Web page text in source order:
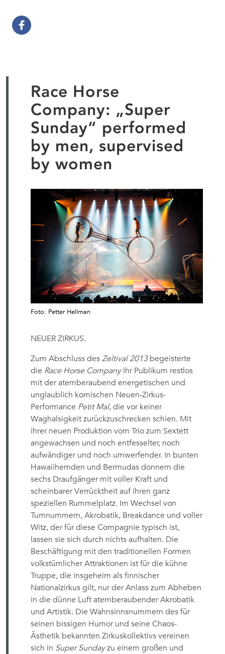
Race Horse
Company: „Super
Sunday“ performed
by men, supervised
by women
Foto: Petter Hellman
NEUER ZIRKUS.
Zum Abschluss des Zeltival 2013begeisterte
die Race Horse Companyihr Publikum restlos
mit der atemberaubend energetischen und
unglaublich komischen Neuen-Zirkus-
Performance Petit Mal, die vor keiner
Waghalsigkeit zurückzuschrecken schien. Mit
ihrer neuen Produktion vom Trio zum Sextett
angewachsen und noch entfesselter, noch
aufwändiger und noch umwerfender. In bunten
Hawaiihemden und Bermudas donnern die
sechs Draufgänger mit voller Kraft und
scheinbarer Verrücktheit auf ihren ganz
speziellen Rummelplatz. Im Wechsel von
Turnnummern, Akrobatik, Breakdance und voller
Witz, der für diese Compagnie typisch ist,
lassen sie sich durch nichts aufhalten. Die
Beschäftigung mit den traditionellen Formen
volkstümlicher Attraktionen ist für die kühne
Truppe, die insgeheim als finnischer
Nationalzirkus gilt, nur der Anlass zum Abheben
in die dünne Luft atemberaubender Akrobatik
und Artistik. Die Wahnsinnsnummern des für
seinen bissigen Humor und seine Chaos-
Ästhetik bekannten Zirkuskollektivs vereinen
sich in Super Sundayzu einem großen und